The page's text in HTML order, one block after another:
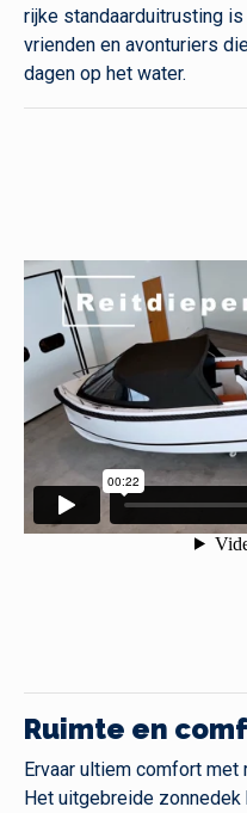
rijke standaarduitrusting
vrienden en avonturiers
dagen op het water.
Ruimte en
Ervaar ultiem comfort met
Het uitgebreide